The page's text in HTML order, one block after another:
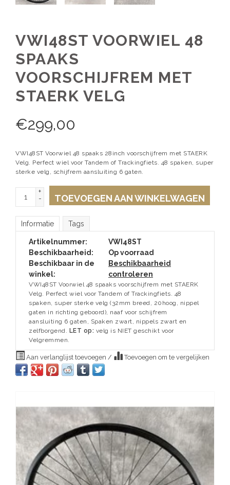
VWI48ST VOORWIEL 48
SPAAKS
VOORSCHIJFREM MET
STAERK VELG
€299,00
VWI48ST Voorwiel 48 spaaks 28inch voorschijfrem met STAERK
Velg. Perfect wiel voor Tandem of Trackingfiets. 48 spaken, super
sterke velg, schijfrem aansluiting 6 gaten.
+
-
TOEVOEGEN AAN WINKELWAGEN
Informatie Tags
Artikelnummer:
VWI48ST
Beschikbaarheid:
Op voorraad
Beschikbaar in de
winkel:
Beschikbaarheid
controleren
VWI48ST Voorwiel 48 spaaks voorschijfrem met STAERK
Velg. Perfect wiel voor Tandem of Trackingfiets. 48
spaken, super sterke velg (32mm breed, 20hoog, nippel
gaten in richting geboord), naaf voor schijfrem
aansluiting 6 gaten, Spaken zwart, nippels zwart en
zelfborgend. LET op: velg is NIET geschikt voor
Velgremmen.
Aan verlanglijst toevoegen / Toevoegen om te vergelijken